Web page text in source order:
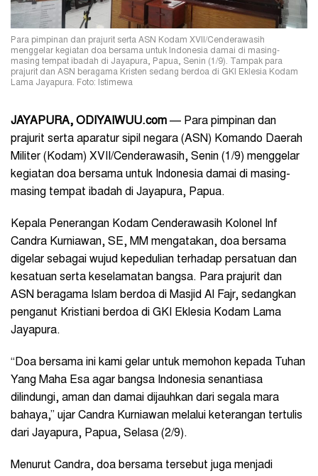
Para pimpinan dan prajurit serta ASN Kodam XVII/Cenderawasih
menggelar kegiatan doa bersama untuk Indonesia damai di masing-
masing tempat ibadah di Jayapura, Papua, Senin (1/9). Tampak para
prajurit dan ASN beragama Kristen sedang berdoa di GKI Eklesia Kodam
Lama Jayapura. Foto: Istimewa
JAYAPURA, ODIYAIWUU.com — Para pimpinan dan
prajurit serta aparatur sipil negara (ASN) Komando Daerah
Militer (Kodam) XVII/Cenderawasih, Senin (1/9) menggelar
kegiatan doa bersama untuk Indonesia damai di masing-
masing tempat ibadah di Jayapura, Papua.
Kepala Penerangan Kodam Cenderawasih Kolonel Inf
Candra Kurniawan, SE, MM mengatakan, doa bersama
digelar sebagai wujud kepedulian terhadap persatuan dan
kesatuan serta keselamatan bangsa. Para prajurit dan
ASN beragama Islam berdoa di Masjid Al Fajr, sedangkan
penganut Kristiani berdoa di GKI Eklesia Kodam Lama
Jayapura.
“Doa bersama ini kami gelar untuk memohon kepada Tuhan
Yang Maha Esa agar bangsa Indonesia senantiasa
dilindungi, aman dan damai dijauhkan dari segala mara
bahaya,” ujar Candra Kurniawan melalui keterangan tertulis
dari Jayapura, Papua, Selasa (2/9).
Menurut Candra, doa bersama tersebut juga menjadi